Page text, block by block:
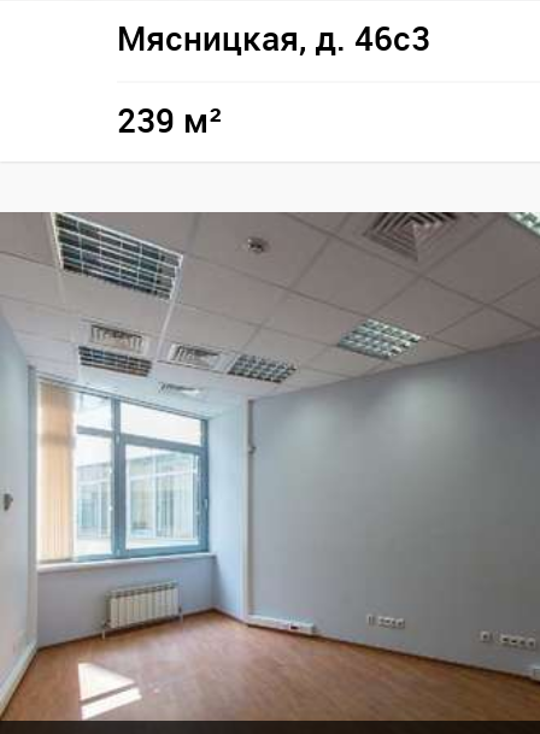
Мясницкая, д. 46с3
239 м²